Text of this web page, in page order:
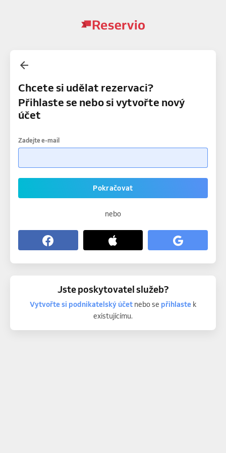
Chcete si udělat rezervaci?
Přihlaste se nebo si vytvořte nový
účet
Zadejte e-mail
Pokračovat
nebo
Jste poskytovatel služeb?
Vytvořte si podnikatelský účetnebo se přihlastek
existujícímu.